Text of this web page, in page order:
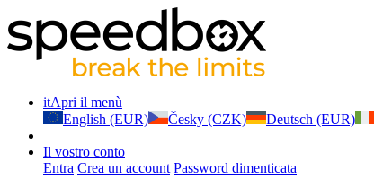
itApri il menù
English (EUR)
Česky (CZK) Deutsch (EUR)
Il vostro conto
Entra Crea un account Password dimenticata